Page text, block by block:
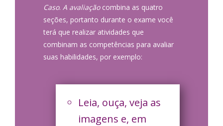
Caso. A avaliaçãocombina as quatro
seções, portanto durante o exame você
terá que realizar atividades que
combinam as competências para avaliar
suas habilidades, por exemplo:
Leia, ouça, veja as
imagens e, em